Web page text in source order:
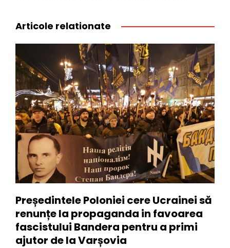
Articole relationate
Președintele Poloniei cere Ucrainei să
renunțe la propaganda in favoarea
fascistului Bandera pentru a primi
ajutor de la Varșovia